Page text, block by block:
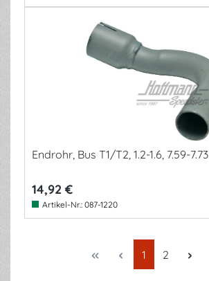
Endrohr, Bus T1/T2, 1.2-1.6, 7.59-7.73
14,92 €
Artikel-Nr.: 087-1220
Seite
1 Seite
2